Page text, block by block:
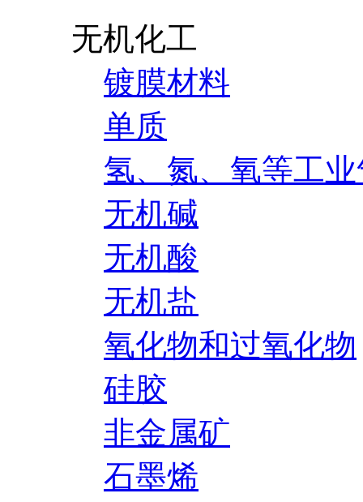
无机化工
镀膜材料
单质
氢、氮、氧等工
无机碱
无机酸
无机盐
氧化物和过氧化物
硅胶
非金属矿
石墨烯